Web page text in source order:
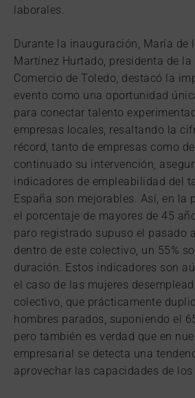
laborales.
Durante la inauguración, María de
Martínez Hurtado, presidenta de la
Comercio de Toledo, destacó la
evento como una oportunidad
para conectar talento
empresas locales, resaltando la
récord, tanto de empresas como
continuado su intervención,
indicadores de empleabilidad del
España son mejorables. Así, en la
el porcentaje de mayores de 45
paro registrado supuso el pasado
dentro de este colectivo, un 55%
duración. Estos indicadores son
el caso de las mujeres
colectivo, que prácticamente
hombres parados, suponiendo el
pero también es verdad que en
empresarial se detecta una
aprovechar las capacidades de los